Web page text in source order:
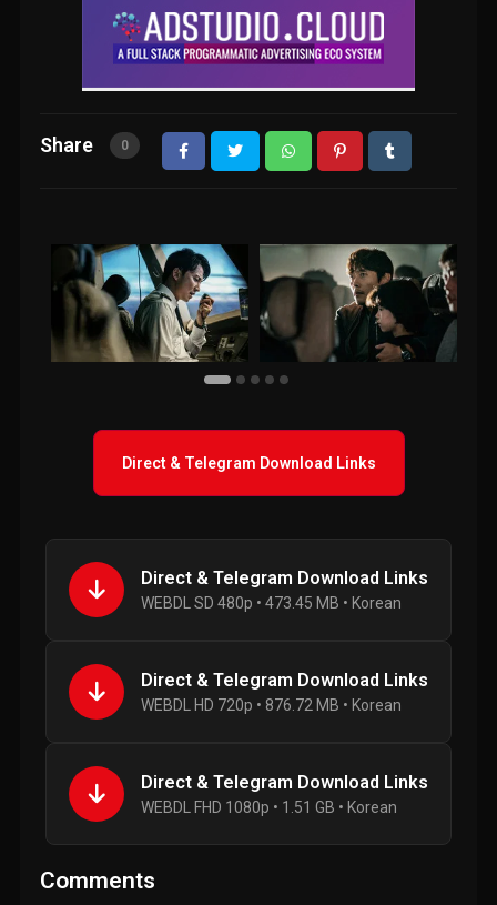
Share 0
Direct & Telegram Download Links
Direct & Telegram Download Links
WEBDL SD 480p • 473.45 MB • Korean
Direct & Telegram Download Links
WEBDL HD 720p • 876.72 MB • Korean
Direct & Telegram Download Links
WEBDL FHD 1080p • 1.51 GB • Korean
Comments